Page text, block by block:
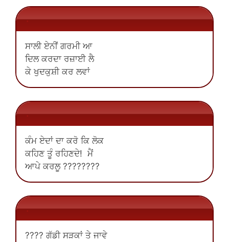
.
ਸਾਲੀ ਏਨੀਂ ਗਰਮੀ ਆ
ਦਿਲ ਕਰਦਾ ਰਜ਼ਾਈ ਲੈ
ਕੇ ਖੁਦਕੁਸ਼ੀ ਕਰ ਲਵਾਂ
.
ਕੰਮ ਏਦਾਂ ਦਾ ਕਰੋ ਕਿ ਲੋਕ
ਕਹਿਣ ਤੂੰ ਰਹਿਣਦੇ! ਮੈਂ
ਆਪੇ ਕਰਲੂ ????????
.
???? ਗੱਡੀ ਸੜਕਾਂ ਤੇ ਜਾਵੇ